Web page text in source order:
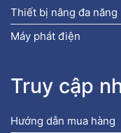
Thiết bị nâng đa năng
Máy phát điện
Truy cập
Hướng dẫn mua hàng